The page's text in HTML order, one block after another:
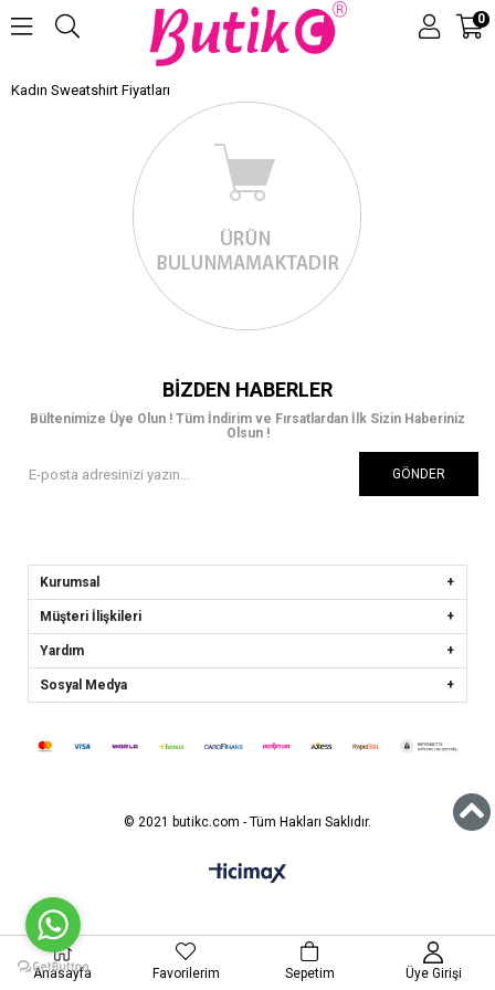
0
Kadın Sweatshirt Fiyatları
BIZDEN HABERLER
Bültenimize Üye Olun ! Tüm İndirim ve Fırsatlardan İlk Sizin Haberiniz
Olsun !
GÖNDER
Kurumsal
Müşteri İlişkileri
Yardım
Sosyal Medya
© 2021 butikc.com - Tüm Hakları Saklıdır.
Anasayfa Favorilerim Sepetim Üye Girişi